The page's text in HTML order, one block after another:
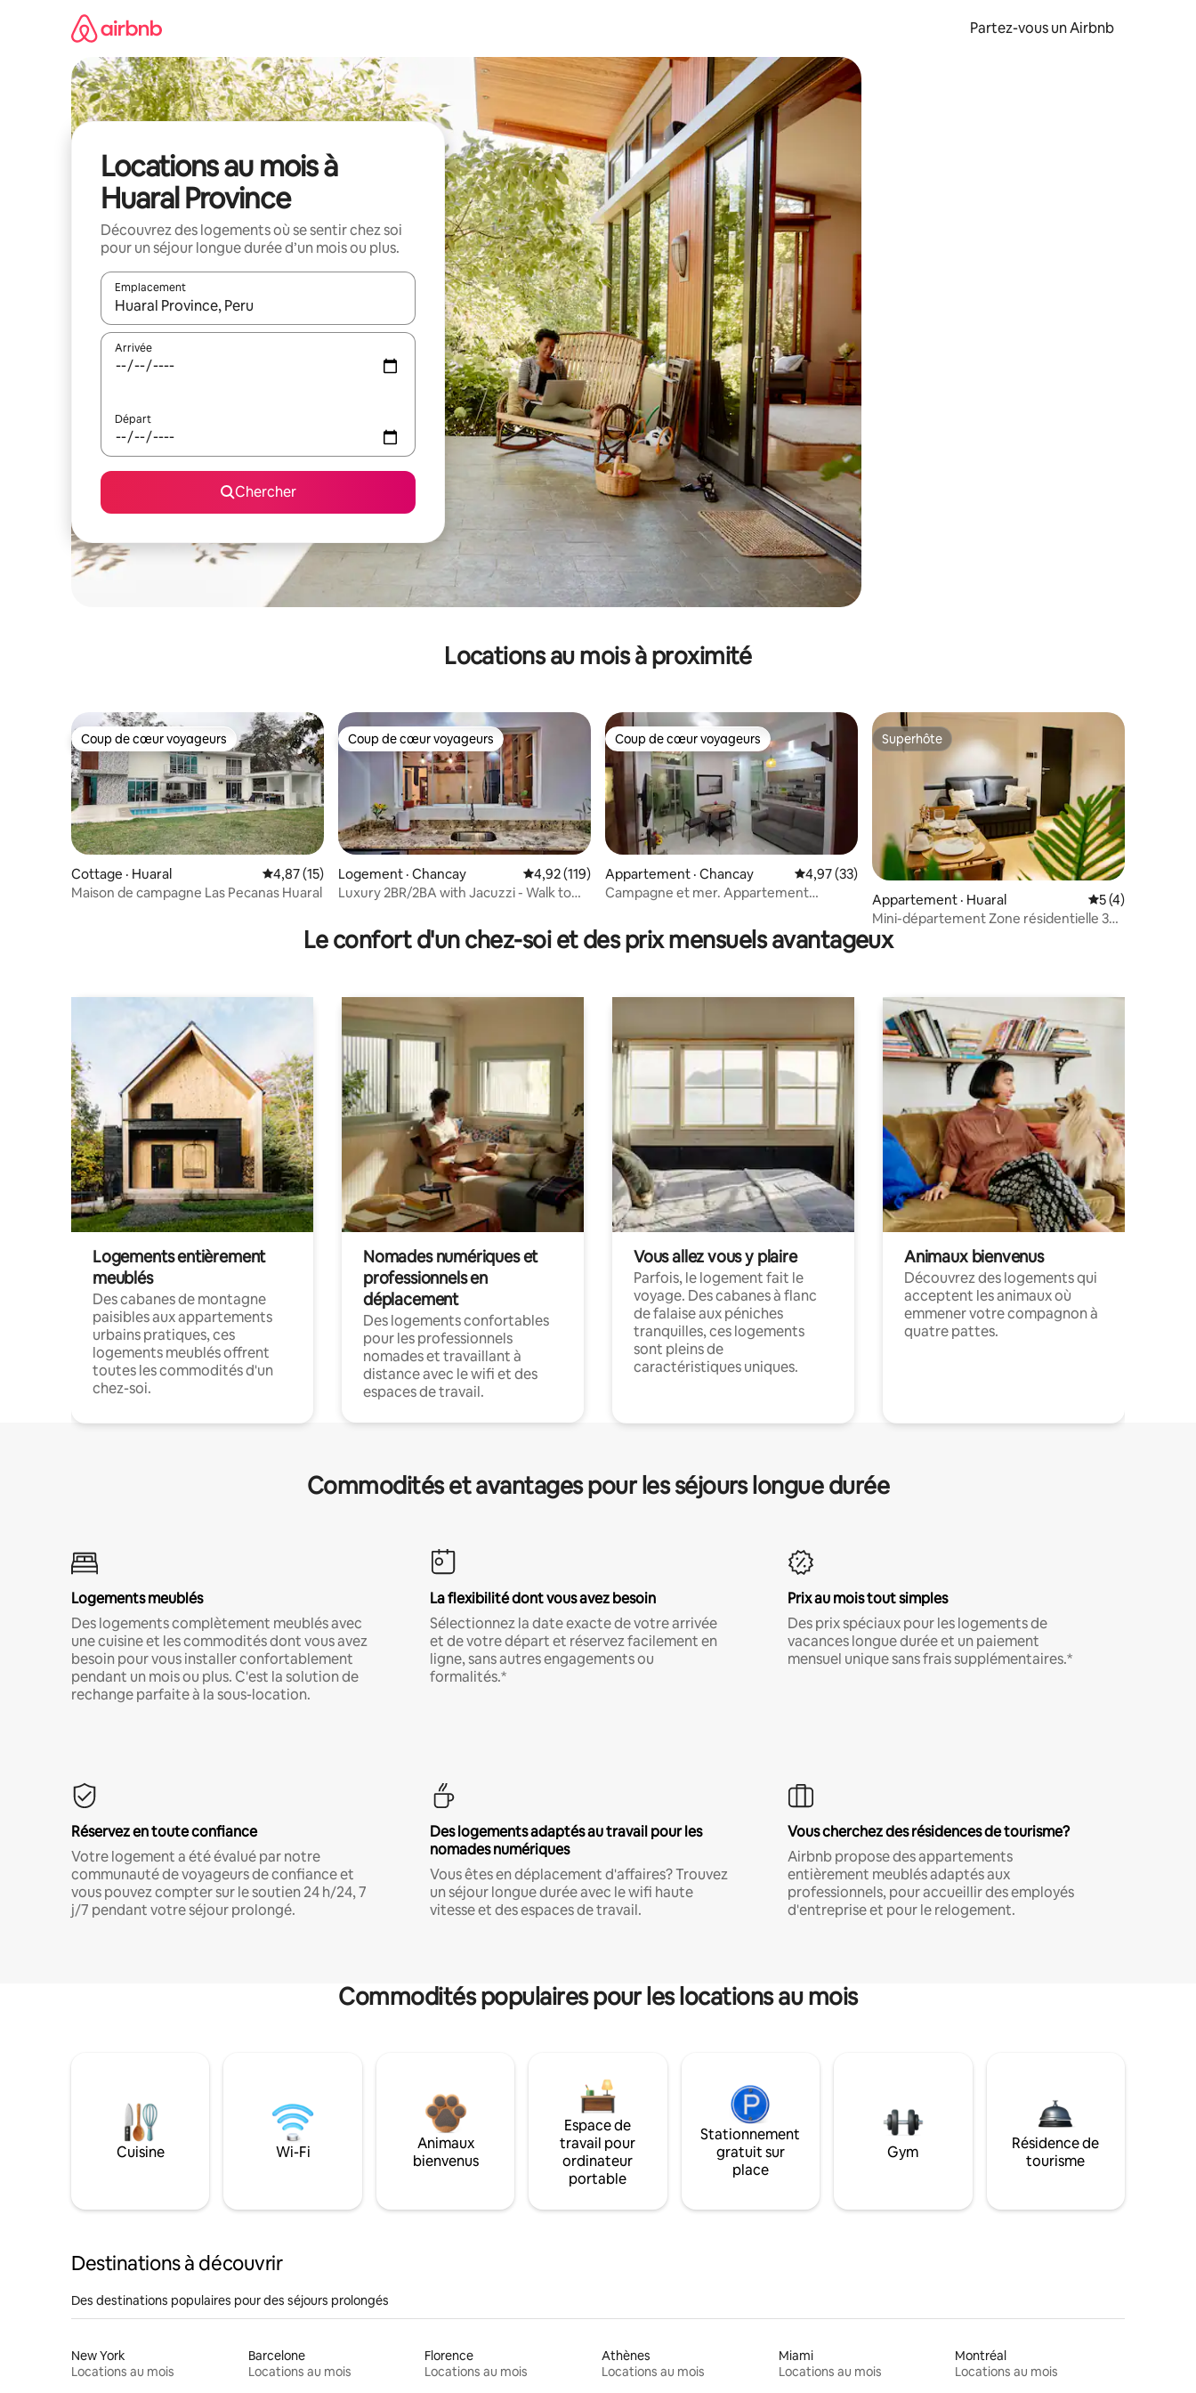
Partez-vous un Airbnb
Locations au mois à
Huaral Province
Découvrez des logements où se sentir chez soi
pour un séjour longue durée d’un mois ou plus.
Emplacement
Quand les résultats sont affichés, parcourez-les en utilisant les flèches vers le haut et vers le bas, ou en appuyant dessus et en les faisant glisser.
Arrivée
Départ
Chercher
Locations au mois à proximité
Coup de cœur voyageurs
Coup de cœur voyageurs
Cottage · Huaral Note moyenne de 4,87 sur 5, 15 commentaires
4,87 (15)
Maison de campagne Las Pecanas Huaral
Coup de cœur voyageurs
Coup de cœur voyageurs
Logement · Chancay Note moyenne de 4,92 sur 5, 119 commentaires
4,92 (119)
Luxury 2BR/2BA with Jacuzzi - Walk to
Coup de cœur voyageurs
Coup de cœur voyageurs
Appartement · Chancay Note moyenne de 4,97 sur 5, 33 commentaires
4,97 (33)
Campagne et mer. Appartement
Superhôte
Superhôte
Appartement · Huaral Note moyenne
5 (4)
Mini-département Zone résidentielle 3
(Premium)
Le confort d'un chez-soi et des prix mensuels avantageux
Logements entièrement
meublés
Des cabanes de montagne
paisibles aux appartements
urbains pratiques, ces
logements meublés offrent
toutes les commodités d'un
chez-soi.
Nomades numériques et
professionnels en
déplacement
Des logements confortables
pour les professionnels
nomades et travaillant à
distance avec le wifi et des
espaces de travail.
Vous allez vous y plaire
Parfois, le logement fait le
voyage. Des cabanes à flanc
de falaise aux péniches
tranquilles, ces logements
sont pleins de
caractéristiques uniques.
Animaux bienvenus
Découvrez des logements qui
acceptent les animaux où
emmener votre compagnon à
quatre pattes.
Commodités et avantages pour les séjours longue durée
Logements meublés
Des logements complètement meublés avec
une cuisine et les commodités dont vous avez
besoin pour vous installer confortablement
pendant un mois ou plus. C'est la solution de
rechange parfaite à la sous-location.
La flexibilité dont vous avez besoin
Sélectionnez la date exacte de votre arrivée
et de votre départ et réservez facilement en
ligne, sans autres engagements ou
formalités.*
Prix au mois tout simples
Des prix spéciaux pour les logements de
vacances longue durée et un paiement
mensuel unique sans frais supplémentaires.*
Réservez en toute confiance
Votre logement a été évalué par notre
communauté de voyageurs de confiance et
vous pouvez compter sur le soutien 24 h/24, 7
j/7 pendant votre séjour prolongé.
Des logements adaptés au travail pour les
nomades numériques
Vous êtes en déplacement d'affaires? Trouvez
un séjour longue durée avec le wifi haute
vitesse et des espaces de travail.
Vous cherchez des résidences de tourisme?
Airbnb propose des appartements
entièrement meublés adaptés aux
professionnels, pour accueillir des employés
d'entreprise et pour le relogement.
Commodités populaires pour les locations au mois
Cuisine Wi-Fi
Animaux
bienvenus
Espace de
travail pour
ordinateur
portable
Stationnement
gratuit sur
place
Gym
Résidence de
tourisme
Destinations à découvrir
Des destinations populaires pour des séjours prolongés
New York
Locations au mois
Barcelone
Locations au mois
Florence
Locations au mois
Athènes
Locations au mois
Miami
Locations au mois
Montréal
Locations au mois